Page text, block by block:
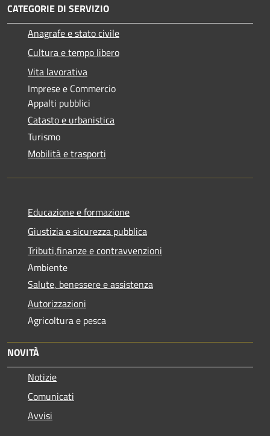
CATEGORIE DI SERVIZIO
Anagrafe e stato civile
Cultura e tempo libero
Vita lavorativa
Imprese e Commercio
Appalti pubblici
Catasto e urbanistica
Turismo
Mobilità e trasporti
Educazione e formazione
Giustizia e sicurezza pubblica
Tributi,finanze e contravvenzioni
Ambiente
Salute, benessere e assistenza
Autorizzazioni
Agricoltura e pesca
NOVITÀ
Notizie
Comunicati
Avvisi